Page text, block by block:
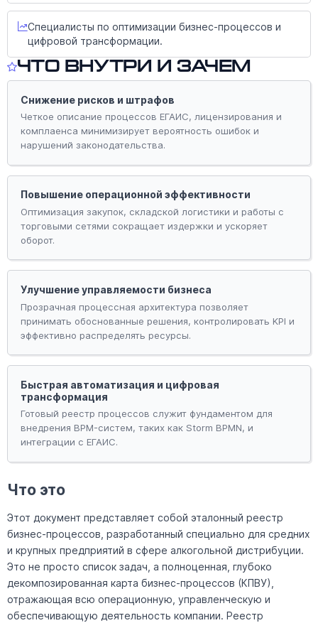
Специалисты по оптимизации бизнес-процессов и
цифровой трансформации.
Что внутри и зачем
Снижение рисков и штрафов
Четкое описание процессов ЕГАИС, лицензирования и
комплаенса минимизирует вероятность ошибок и
нарушений законодательства.
Повышение операционной эффективности
Оптимизация закупок, складской логистики и работы с
торговыми сетями сокращает издержки и ускоряет
оборот.
Улучшение управляемости бизнеса
Прозрачная процессная архитектура позволяет
принимать обоснованные решения, контролировать KPI и
эффективно распределять ресурсы.
Быстрая автоматизация и цифровая
трансформация
Готовый реестр процессов служит фундаментом для
внедрения BPM-систем, таких как Storm BPMN, и
интеграции с ЕГАИС.
Что это
Этот документ представляет собой эталонный реестр
бизнес-процессов, разработанный специально для средних
и крупных предприятий в сфере алкогольной дистрибуции.
Это не просто список задач, а полноценная, глубоко
декомпозированная карта бизнес-процессов (КПВУ),
отражающая всю операционную, управленческую и
обеспечивающую деятельность компании. Реестр